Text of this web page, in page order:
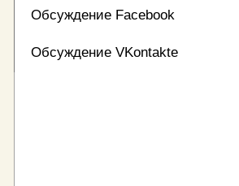
Обсуждение Facebook
Обсуждение VKontakte